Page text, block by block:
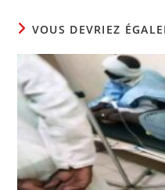
VOUS DEVRIEZ